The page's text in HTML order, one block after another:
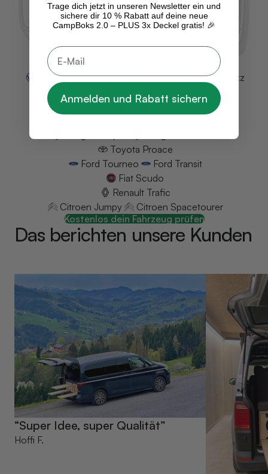
VW Transporter (T5, T6, T6.1, T7)
VW ID.Buzz
Mercedes Vito
Toyota Proace
Ford Tourneo
Ford Transit
Fiat Scudo
Renault Trafic
Citroen Jumpy
Citroen Spacetourer
Kostenlos dein Fahrzeug prüfen
Das berichten unsere Kunden
“Super Idee, super Qualität”
Hoffi F.
Trage dich jetzt in unseren Newsletter ein und
sichere dir 10 % Rabatt auf deine neue
CampBoks 2.0 – PLUS 3x Deckel gratis! 🎉
E-Mail
Anmelden und Rabatt sichern